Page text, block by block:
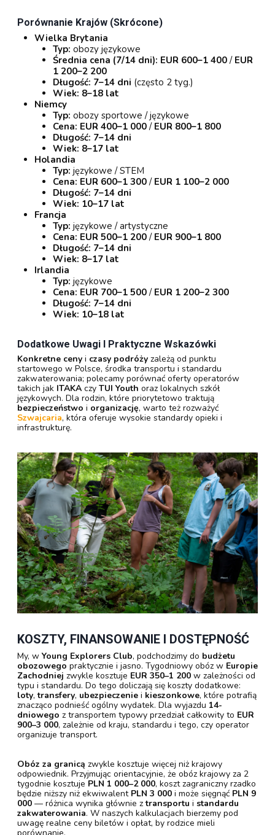
Porównanie Krajów (skrócone)
Wielka Brytania
Typ: obozy językowe
Średnia cena (7/14 dni): EUR 600–1 400/ EUR
1 200–2 200
Długość: 7–14 dni (często 2 tyg.)
Wiek: 8–18 lat
Niemcy
Typ: obozy sportowe / językowe
Cena: EUR 400–1 000/ EUR 800–1 800
Długość: 7–14 dni
Wiek: 8–17 lat
Holandia
Typ: językowe / STEM
Cena: EUR 600–1 300/ EUR 1 100–2 000
Długość: 7–14 dni
Wiek: 10–17 lat
Francja
Typ: językowe / artystyczne
Cena: EUR 500–1 200/ EUR 900–1 800
Długość: 7–14 dni
Wiek: 8–17 lat
Irlandia
Typ: językowe
Cena: EUR 700–1 500/ EUR 1 200–2 300
Długość: 7–14 dni
Wiek: 10–18 lat
Dodatkowe Uwagi I Praktyczne Wskazówki
Konkretne ceny i czasy podróży zależą od punktu
startowego w Polsce, środka transportu i standardu
zakwaterowania; polecamy porównać oferty operatorów
takich jak ITAKA czy TUI Youth oraz lokalnych szkół
językowych. Dla rodzin, które priorytetowo traktują
bezpieczeństwo i organizację, warto też rozważyć
Szwajcaria, która oferuje wysokie standardy opieki i
infrastrukturę.
KOSZTY, FINANSOWANIE I DOSTĘPNOŚĆ
My, w Young Explorers Club, podchodzimy do budżetu
obozowego praktycznie i jasno. Tygodniowy obóz w Europie
Zachodniej zwykle kosztuje EUR 350–1 200 w zależności od
typu i standardu. Do tego doliczają się koszty dodatkowe:
loty,transfery, ubezpieczenie i kieszonkowe, które potrafią
znacząco podnieść ogólny wydatek. Dla wyjazdu 14-
dniowego z transportem typowy przedział całkowity to EUR
900–3 000, zależnie od kraju, standardu i tego, czy operator
organizuje transport.
Obóz za granicą zwykle kosztuje więcej niż krajowy
odpowiednik. Przyjmując orientacyjnie, że obóz krajowy za 2
tygodnie kosztuje PLN 1 000–2 000, koszt zagraniczny rzadko
będzie niższy niż ekwiwalent PLN 3 000 i może sięgnąć PLN 9
000 — różnica wynika głównie ztransportu i standardu
zakwaterowania. W naszych kalkulacjach bierzemy pod
uwagę realne ceny biletów i opłat, by rodzice mieli